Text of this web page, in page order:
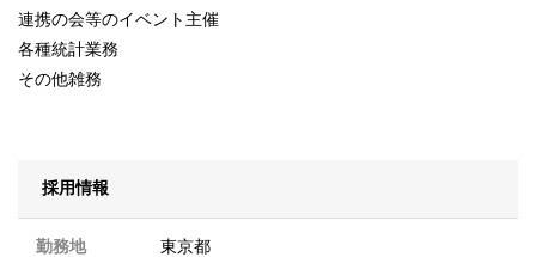
連携の会等のイベント主催
各種統計業務
その他雑務
採用情報
勤務地 東京都